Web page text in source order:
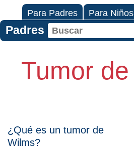
Para Padres Para Niños
Padres
Tumor
¿Qué es un tumor de
Wilms?